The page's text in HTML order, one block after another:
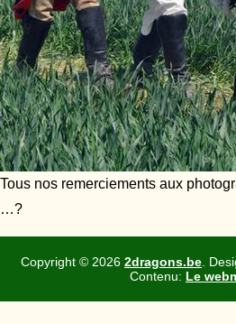
Tous nos remerciements aux
…?
Copyright © 2026 2dragons.be .
Contenu: Le